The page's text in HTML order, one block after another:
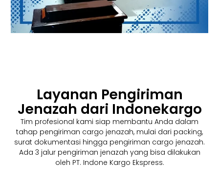
Layanan Pengiriman
Jenazah dari Indonekargo
Tim profesional kami siap membantu Anda dalam
tahap pengiriman cargo jenazah, mulai dari packing,
surat dokumentasi hingga pengiriman cargo jenazah.
Ada 3 jalur pengiriman jenazah yang bisa dilakukan
oleh PT. Indone Kargo Ekspress.